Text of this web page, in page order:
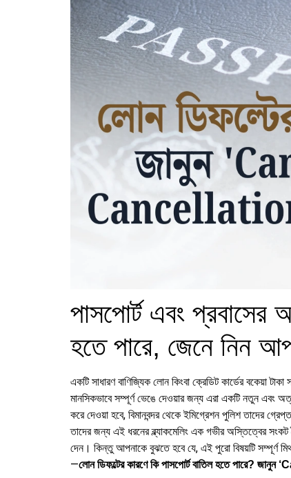
পাসপোর্ট এবং প্রবাসের
হতে পারে, জেনে নিন
একটি সাধারণ বাণিজ্যিক লোন কিংবা ক্রেডিট কার্ডের বকেয়া
মানসিকভাবে সম্পূর্ণ ভেঙে দেওয়ার জন্য এরা একটি নতুন এবং
করে দেওয়া হবে, বিমানবন্দর থেকে ইমিগ্রেশন পুলিশ তাদের
তাদের জন্য এই ধরনের ব্ল্যাকমেলিং এক গভীর অস্তিত্বের
দেন। কিন্তু আপনাকে বুঝতে হবে যে, এই পুরো বিষয়টি সম্পূর্ণ
—লোন ডিফল্টের কারণে কি পাসপোর্ট বাতিল হতে